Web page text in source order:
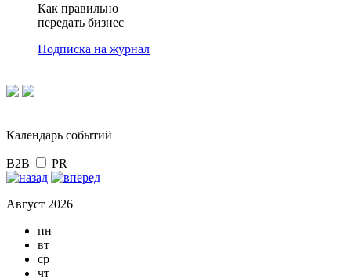
Как правильно
передать бизнес
Подписка на журнал
Календарь событий
B2B PR
Август 2026
пн
вт
ср
чт